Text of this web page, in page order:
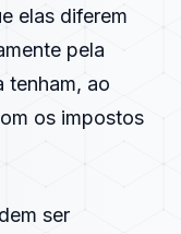
elas diferem
pela
tenham, ao
os impostos
ser